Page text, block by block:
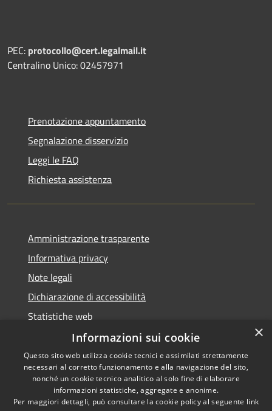
PEC: protocollo@cert.legalmail.it
Centralino Unico: 02457971
Prenotazione appuntamento
Segnalazione disservizio
Leggi le FAQ
Richiesta assistenza
Amministrazione trasparente
Informativa privacy
Note legali
Dichiarazione di accessibilità
Statistiche web
Accessibilità
Privacy
Copyright © 2026 • Comune di
Buccinasco • Powered by
Municipium•Accesso
×
Informazioni sui cookie
Questo sito web utilizza cookie tecnici e assimilati strettamente
necessari al corretto funzionamento e alla navigazione del sito,
nonché un cookie tecnico analitico al solo fine di elaborare
informazioni statistiche, aggregate e anonime.
Per maggiori dettagli, può consultare la cookie policy al seguente link